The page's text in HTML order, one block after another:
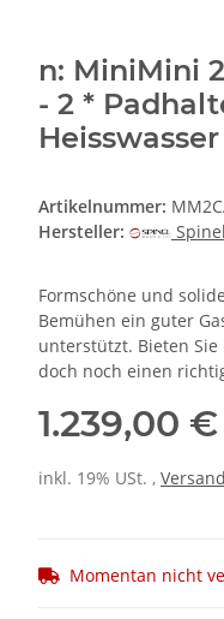
n: MiniMini
- 2 *
Artikelnummer:
Hersteller:
Spinel
Formschöne und
Bemühen ein guter
unterstützt. Bieten Sie
doch noch einen
1.239,00 €
inkl. 19% USt. ,
Momentan nicht